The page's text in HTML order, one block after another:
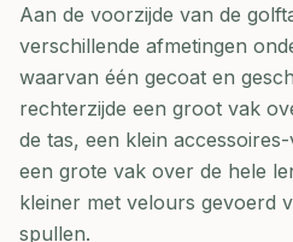
Aan de voorzijde van de
verschillende afmetingen
waarvan één gecoat en
rechterzijde een groot vak
de tas, een klein
een grote vak over de hele
kleiner met velours gevoerd
spullen.